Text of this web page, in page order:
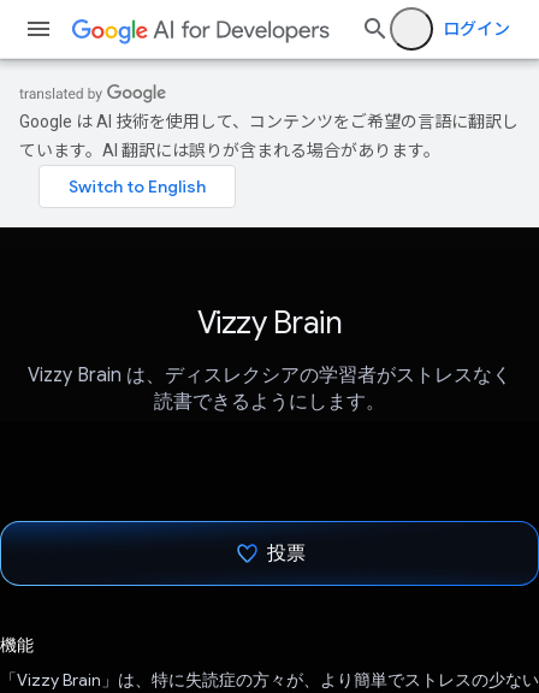
ログイン
Google は AI 技術を使用して、コンテンツをご希望の言語に翻訳し
ています。AI 翻訳には誤りが含まれる場合があります。
Vizzy Brain
Vizzy Brain は、ディスレクシアの学習者がストレスなく
読書できるようにします。
投票
機能
「Vizzy Brain」は、特に失読症の方々が、より簡単でストレスの少ない